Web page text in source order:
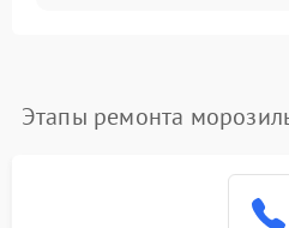
Этапы ремонта